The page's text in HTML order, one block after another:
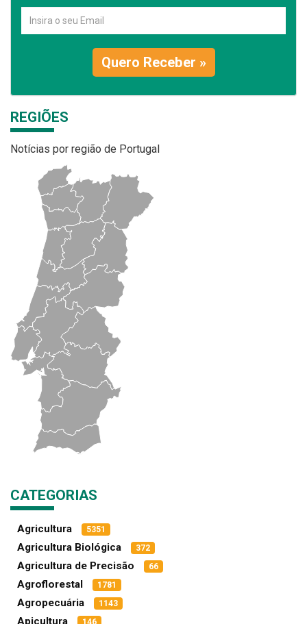
Quero Receber »
REGIÕES
Notícias por região de Portugal
CATEGORIAS
Agricultura 5351
Agricultura Biológica 372
Agricultura de Precisão 66
Agroflorestal 1781
Agropecuária 1143
Apicultura